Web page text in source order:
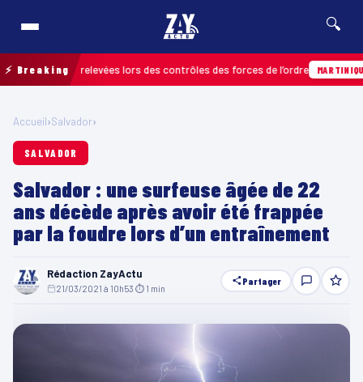
🔍
⚡ Breaking
infractions relevées lors des contrôles des forces de l’ordre MARTINIQUE
Accueil›Salvador›
SALVADOR
Salvador : une surfeuse âgée de 22
ans décède après avoir été frappée
par la foudre lors d’un entraînement
Rédaction ZayActu
21/03/2021 à 10h53 ⏱ 1 min
Partager